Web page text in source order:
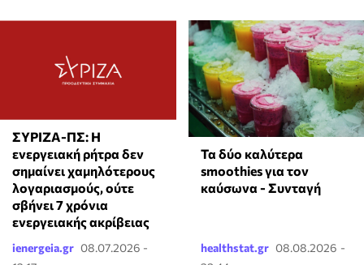
ΣΥΡΙΖΑ-ΠΣ: Η
ενεργειακή ρήτρα δεν
σημαίνει χαμηλότερους
λογαριασμούς, ούτε
σβήνει 7 χρόνια
ενεργειακής ακρίβειας
ienergeia.gr 08.07.2026 -
Τα δύο καλύτερα
smoothies για τον
καύσωνα - Συνταγή
healthstat.gr 08.08.2026 -